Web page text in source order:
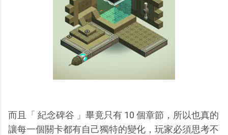
而且「 紀念碑谷 」畢竟只有 10 個章節，所以也真的
讓每一個關卡都有自己獨特的變化，玩家必須思考不